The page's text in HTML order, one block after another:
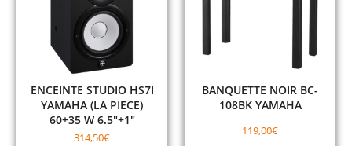
ENCEINTE STUDIO HS7I
YAMAHA (LA PIECE)
60+35 W 6.5″+1″
314,50€
BANQUETTE NOIR BC-
108BK YAMAHA
119,00€